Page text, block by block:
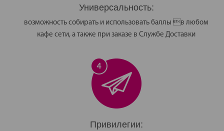
Универсальность:
возможность собирать и использовать баллы в любом
кафе сети, а также при заказе в Службе Доставки
Привилегии: